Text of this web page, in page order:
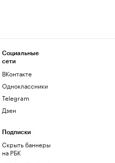
Социальные
сети
ВКонтакте
Одноклассники
Telegram
Дзен
Подписки
Скрыть баннеры
на РБК